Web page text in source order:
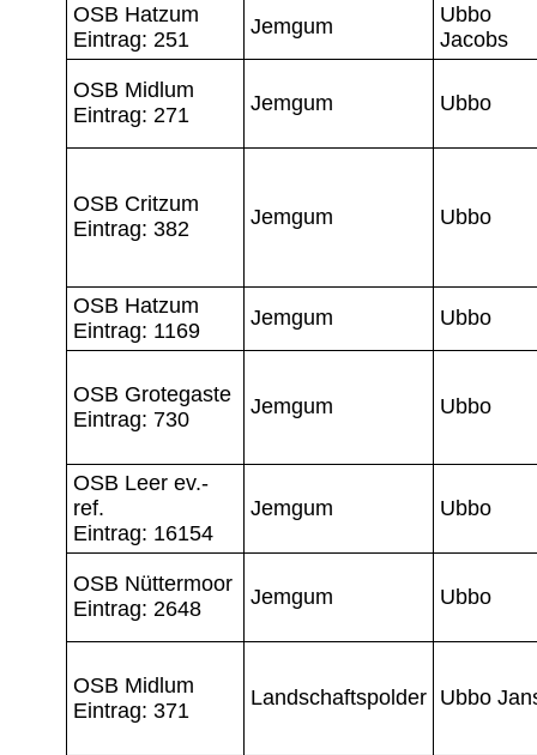
OSB Hatzum
Eintrag: 251
Jemgum
Ubbo
Jacobs
OSB Midlum
Eintrag: 271
Jemgum Ubbo
OSB Critzum
Eintrag: 382
Jemgum Ubbo
OSB Hatzum
Eintrag: 1169
Jemgum Ubbo
OSB Grotegaste
Eintrag: 730
Jemgum Ubbo
OSB Leer ev.-
ref.
Eintrag: 16154
Jemgum Ubbo
OSB Nüttermoor
Eintrag: 2648
Jemgum Ubbo
OSB Midlum
Eintrag: 371
Landschaftspolder Ubbo